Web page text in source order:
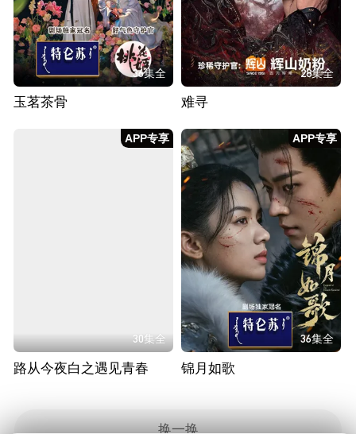
36集全
玉茗茶骨
28集全
难寻
APP专享
30集全
路从今夜白之遇见青春
APP专享
36集全
锦月如歌
换一换